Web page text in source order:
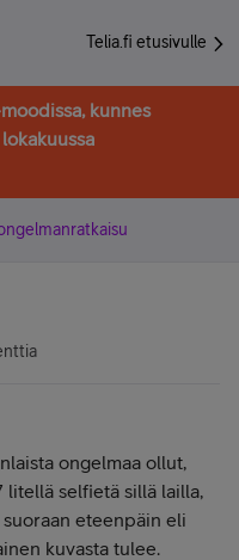
Telia.fi etusivulle
kunnes
ongelmaa ollut,
litellä selfietä sillä lailla,
eteenpäin eli
kuvasta tulee.